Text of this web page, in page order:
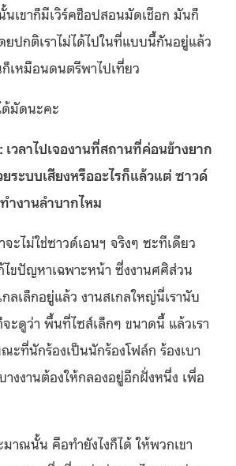
เขาก็มีเวิร์คช็อปสอนมัดเชือก มันก็
ยปกติเราไม่ได้ไปในที่แบบนี้กันอยู่แล้ว
หมือนดนตรีพาไปเที่ยว
ด้มัดนะคะ
เวลาไปเจองานที่สถานที่ค่อนข้างยาก
ระบบเสียงหรืออะไรก็แล้วแต่ ซาวด์
ำงานลำบากไหม
ะไม่ใช่ซาวด์เอนฯ จริงๆ ซะทีเดียว
ไขปัญหาเฉพาะหน้า ซึ่งงานศศิส่วน
ลเล็กอยู่แล้ว งานสเกลใหญ่นี่เรานับ
จะดูว่า พื้นที่ไซส์เล็กๆ ขนาดนี้ แล้วเรา
ะที่นักร้องเป็นนักร้องโฟล์ก ร้องเบา
างงานต้องให้กลองอยู่อีกฝั่งหนึ่ง เพื่อ
มาณนั้น คือทำยังไงก็ได้ ให้พวกเขา